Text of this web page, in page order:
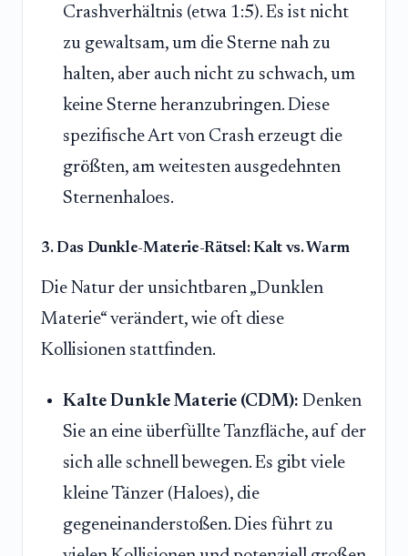
Crashverhältnis (etwa 1:5). Es ist nicht
zu gewaltsam, um die Sterne nah zu
halten, aber auch nicht zu schwach, um
keine Sterne heranzubringen. Diese
spezifische Art von Crash erzeugt die
größten, am weitesten ausgedehnten
Sternenhaloes.
3. Das Dunkle-Materie-Rätsel: Kalt vs. Warm
Die Natur der unsichtbaren „Dunklen
Materie“ verändert, wie oft diese
Kollisionen stattfinden.
Kalte Dunkle Materie (CDM): Denken
Sie an eine überfüllte Tanzfläche, auf der
sich alle schnell bewegen. Es gibt viele
kleine Tänzer (Haloes), die
gegeneinanderstoßen. Dies führt zu